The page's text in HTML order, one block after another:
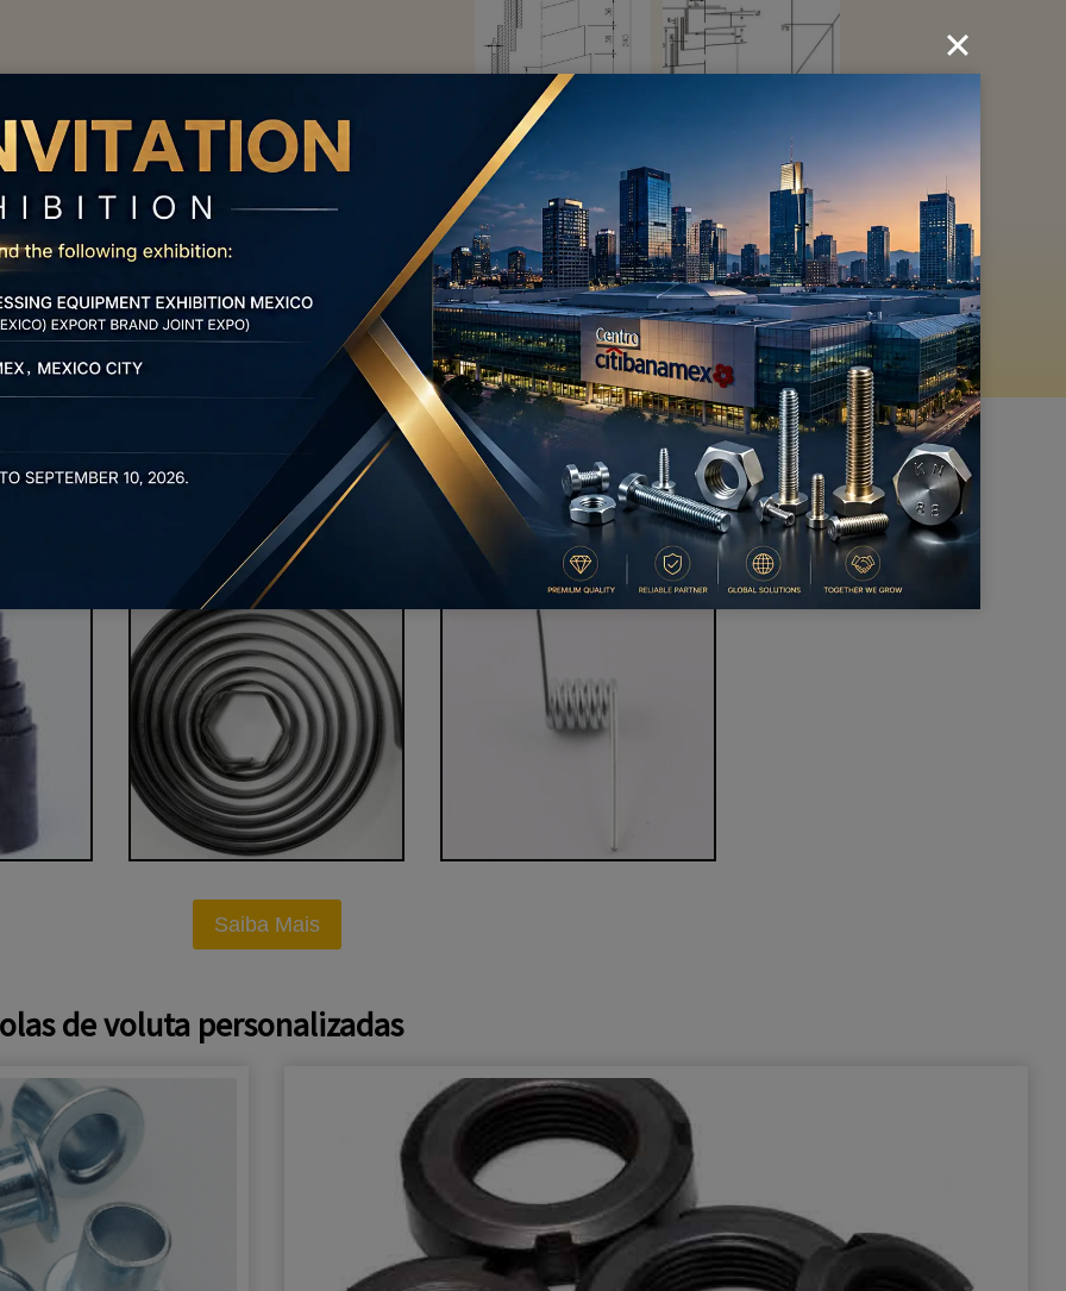
O desenho da mola voluta está acima:
entre em contato com a KENENG e lhe forneceremos um serviço da melhor qualidade.
ENTRE EM CONTACTO
Produtos
personalizadas KENENG, incluindo uma ampla variedade de parâmetros, materiais, etc.
Saiba Mais
de voluta personalizadas